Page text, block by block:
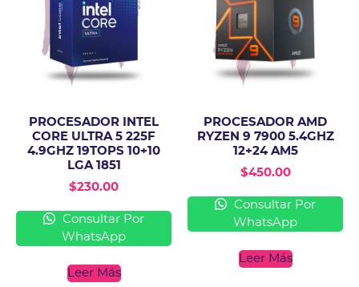
PROCESADOR INTEL
CORE ULTRA 5 225F
4.9GHZ 19TOPS 10+10
LGA 1851
$230.00
Consultar Por
WhatsApp
Leer Más
PROCESADOR AMD
RYZEN 9 7900 5.4GHZ
12+24 AM5
$450.00
Consultar Por
WhatsApp
Leer Más